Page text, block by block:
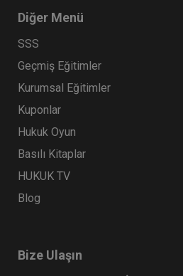
Diğer Menü
SSS
Geçmiş Eğitimler
Kurumsal Eğitimler
Kuponlar
Hukuk Oyun
Basılı Kitaplar
HUKUK TV
Blog
Bize Ulaşın